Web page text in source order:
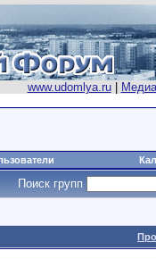
www.udomlya.ru|
Поиск групп